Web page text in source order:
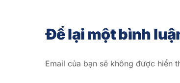
Để lại một bình
Email của bạn sẽ không được hiển